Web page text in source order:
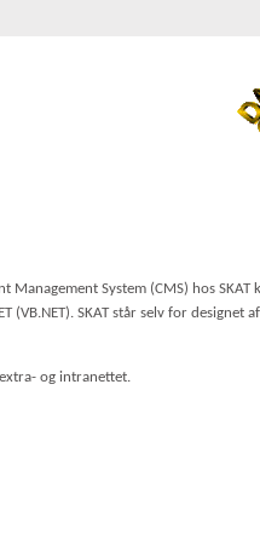
System (CMS) hos
(VB.NET). SKAT står selv for
og intranettet.